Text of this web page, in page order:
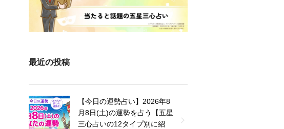
最近の投稿
【今日の運勢占い】2026年8
月8日(土)の運勢を占う【五星
三心占いの12タイプ別に紹